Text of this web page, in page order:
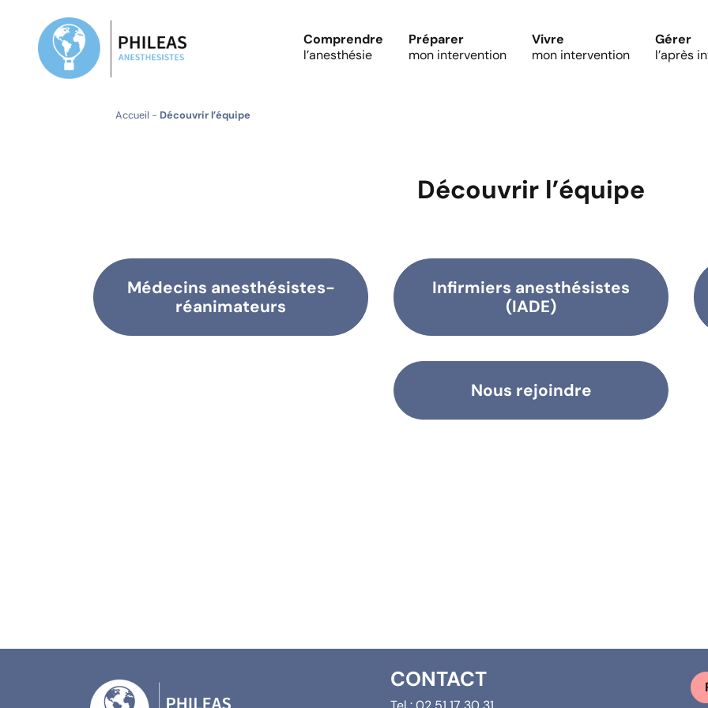
Comprendre
l’anesthésie
Préparer
mon intervention
Vivre
mon intervention
Gérer
l’après
Accueil - Découvrir l’équipe
Découvrir l’équipe
Médecins anesthésistes-
réanimateurs
Infirmiers anesthésistes
(IADE)
Nous rejoindre
CONTACT